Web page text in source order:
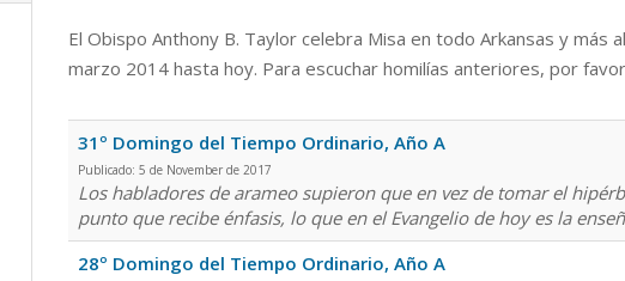
El Obispo Anthony B. Taylor celebra Misa en todo Arkansas y más
marzo 2014 hasta hoy. Para escuchar homilías anteriores, por
31º Domingo del Tiempo Ordinario, Año A
Publicado: 5 de November de 2017
Los habladores de arameo supieron que en vez de tomar el
punto que recibe énfasis, lo que en el Evangelio de hoy es la
28º Domingo del Tiempo Ordinario, Año A